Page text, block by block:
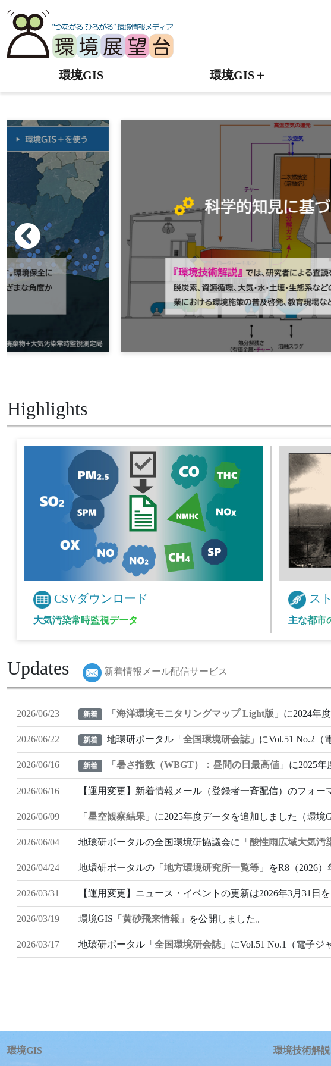
環境GIS 環境GIS＋
Highlights
CSVダウンロード
大気汚染常時監視データ
ス
主な都市
Updates 新着情報メール配信サービス
2026/06/23 新着 「 海洋環境モニタリングマップ Light版 」に2024年
2026/06/22 新着 地環研ポータル「 全国環境研会誌」にVol.51 No.2（
2026/06/16 新着 「 暑さ指数（WBGT）：昼間の日最高値」に2025年
2026/06/16 【運用変更】新着情報メール（登録者一斉配信）のフォー
2026/06/09 「 星空観察結果 」に2025年度データを追加しました（環境
2026/06/04 地環研ポータルの全国環境研協議会に「 酸性雨広域大気汚
2026/04/24 地環研ポータルの「 地方環境研究所一覧等 」をR8（2026
2026/03/31 【運用変更】ニュース・イベントの更新は2026年3月31日
2026/03/19 環境GIS「 黄砂飛来情報 」を公開しました。
2026/03/17 地環研ポータル「 全国環境研会誌 」にVol.51 No.1（電子ジ
環境GIS 環境技術解説